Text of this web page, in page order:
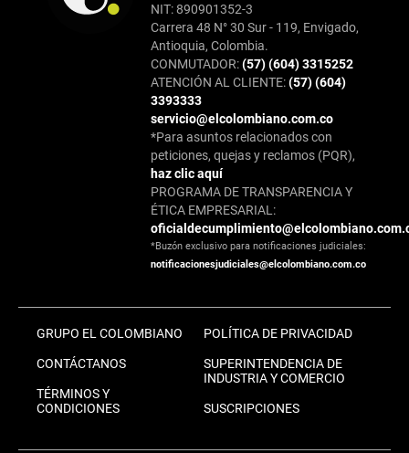
NIT: 890901352-3
Carrera 48 N° 30 Sur - 119, Envigado,
Antioquia, Colombia.
CONMUTADOR:(57) (604) 3315252
ATENCIÓN AL CLIENTE:(57) (604)
3393333
servicio@elcolombiano.com.co
*Para asuntos relacionados con
peticiones, quejas y reclamos (PQR),
haz clic aquí
PROGRAMA DE TRANSPARENCIA Y
ÉTICA EMPRESARIAL:
*Buzón exclusivo para notificaciones judiciales:
notificacionesjudiciales@elcolombiano.com.co
GRUPO EL COLOMBIANO
CONTÁCTANOS
TÉRMINOS Y
CONDICIONES
POLÍTICA DE PRIVACIDAD
SUPERINTENDENCIA DE
INDUSTRIA Y COMERCIO
SUSCRIPCIONES